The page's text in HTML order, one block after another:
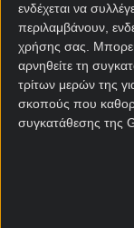
ενδέχεται να
περιλαμβάνουν,
χρήσης σας.
αρνηθείτε τη
τρίτων μερών της
σκοπούς που
συγκατάθεσης της